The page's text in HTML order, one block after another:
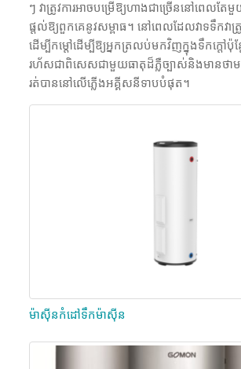
ៗ វាត្រូវការអាចបម្រើឱ្យហាងជាច្រើននៅពេលត
ផ្តល់ឱ្យពួកគេនូវសម្ពាធ។ នៅពេលដែលវាទទឹកវាត្រូ
ដើម្បីកម្តៅដើម្បីឱ្យអ្នកត្រលប់មកវិញក្នុងទឹកក្តៅប៉ុន្
រហ័សជាពិសេសជាមួយធាតុដ៏ភ្លឺច្បាស់និងមានថា
រត់បាននៅលើភ្លើងអគ្គីសនីទាបបំផុត។
ម៉ាស៊ីនកំដៅទឹកម៉ាស៊ីន